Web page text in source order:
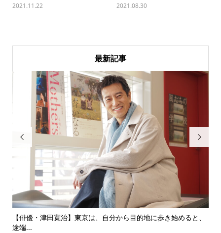
2021.11.22 2021.08.30
最新記事

【俳優・津田寛治】東京は、自分から目的地に歩き始めると、
途端...
